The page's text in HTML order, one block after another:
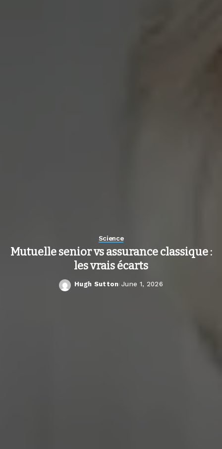
Science
Mutuelle senior vs assurance classique :
les vrais écarts
Posted
Hugh Sutton June 1, 2026